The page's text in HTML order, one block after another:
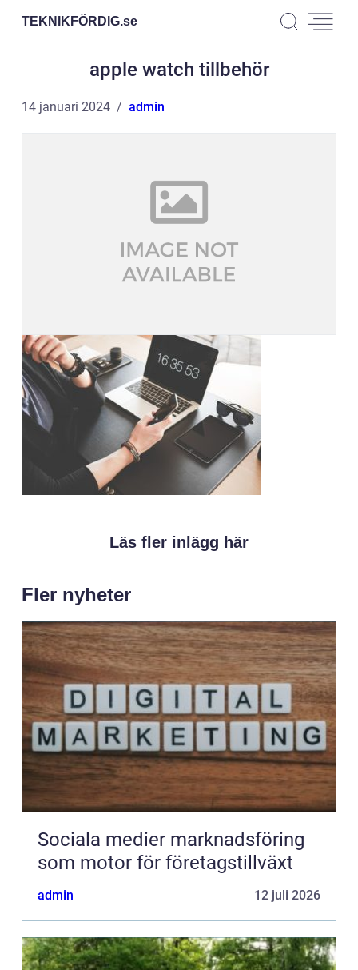
TEKNIKFÖRDIG.se
apple watch tillbehör
14 januari 2024 admin
Läs fler inlägg här
Fler nyheter
Sociala medier marknadsföring
som motor för företagstillväxt
admin 12 juli 2026